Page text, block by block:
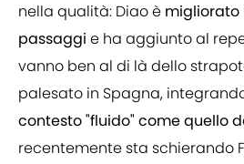
nella qualità: Diao è migliorato
passaggi e ha aggiunto al
vanno ben al di là dello
palesato in Spagna,
contesto "fluido" come quello
recentemente sta schierando